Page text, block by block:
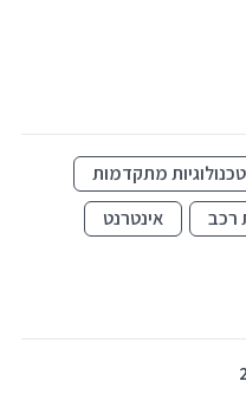
מתקדמות
רכב אינטרנט